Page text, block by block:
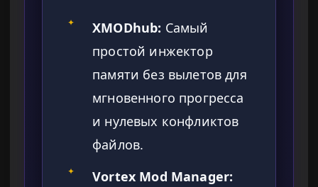
✦ XMODhub: Самый
простой инжектор
памяти без вылетов для
мгновенного прогресса
и нулевых конфликтов
файлов.
✦
Vortex Mod Manager: